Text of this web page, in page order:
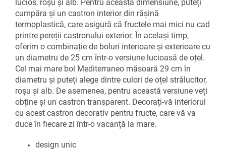
lucios, roșu și alb. Pentru această dimensiune, puteți
cumpăra și un castron interior din rășină
termoplastică, care asigură că fructele mai mici nu cad
printre pereții castronului exterior. În același timp,
oferim o combinație de boluri interioare și exterioare cu
un diametru de 25 cm într-o versiune lucioasă de oțel.
Cel mai mare bol Mediterraneo măsoară 29 cm în
diametru și puteți alege dintre culori de oțel strălucitor,
roșu și alb. De asemenea, pentru această versiune veți
obține și un castron transparent. Decorați-vă interiorul
cu acest castron decorativ pentru fructe, care vă va
duce în fiecare zi într-o vacanță la mare.
design unic